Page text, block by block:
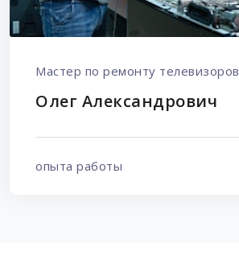
Мастер по ремонту телевизоров
Олег Александрович
опыта работы